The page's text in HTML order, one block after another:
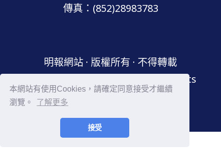
本網站有使用Cookies，請確定同意接受才繼續
瀏覽。
了解更多
接受
傳真：(852)28983783
明報網站 · 版權所有 · 不得轉載
Copyright © Mingpao.com All rights
reserved.